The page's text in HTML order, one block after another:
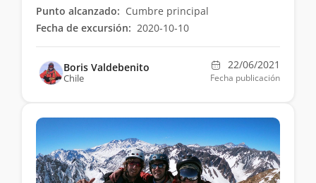
Punto alcanzado: Cumbre principal
Fecha de excursión: 2020-10-10
Boris Valdebenito
Chile
22/06/2021
Fecha publicación